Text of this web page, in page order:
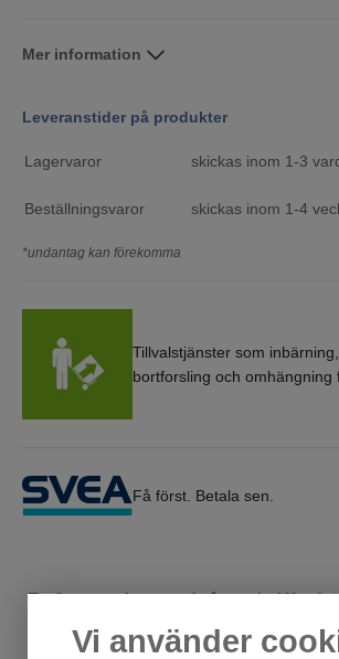
Vi använder
Mer information
Leveranstider på produkter
Lagervaror skickas inom 1-3
Beställningsvaror skickas inom 1-4
*undantag kan förekomma
Tillvalstjänster som
bortforsling och omhängning
Få först. Betala sen.
Relaterade produkter/